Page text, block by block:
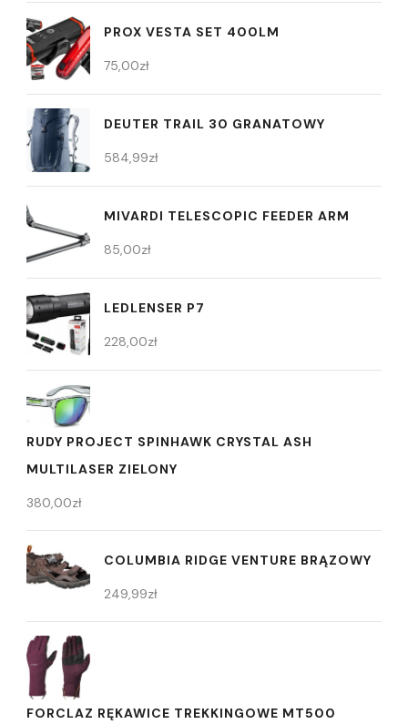
PROX VESTA SET 400LM
75,00zł
DEUTER TRAIL 30 GRANATOWY
584,99zł
MIVARDI TELESCOPIC FEEDER ARM
85,00zł
LEDLENSER P7
228,00zł
RUDY PROJECT SPINHAWK CRYSTAL ASH
MULTILASER ZIELONY
380,00zł
COLUMBIA RIDGE VENTURE BRĄZOWY
249,99zł
FORCLAZ RĘKAWICE TREKKINGOWE MT500